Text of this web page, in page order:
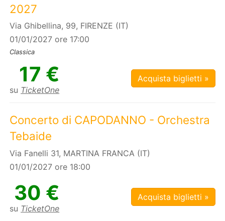
2027
Via Ghibellina, 99, FIRENZE (IT)
01/01/2027 ore 17:00
Classica
17 €
su TicketOne
Acquista biglietti »
Concerto di CAPODANNO - Orchestra
Tebaide
Via Fanelli 31, MARTINA FRANCA (IT)
01/01/2027 ore 18:00
30 €
su TicketOne
Acquista biglietti »